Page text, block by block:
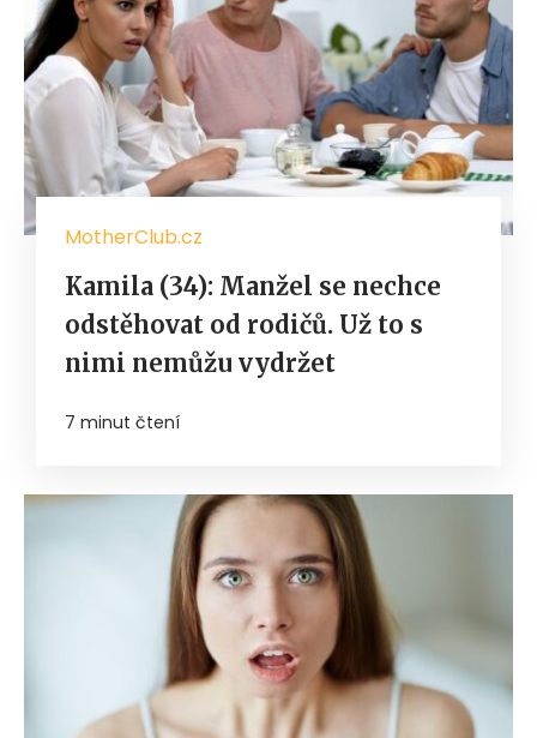
MotherClub.cz
Kamila (34): Manžel se nechce
odstěhovat od rodičů. Už to s
nimi nemůžu vydržet
7 minut čtení